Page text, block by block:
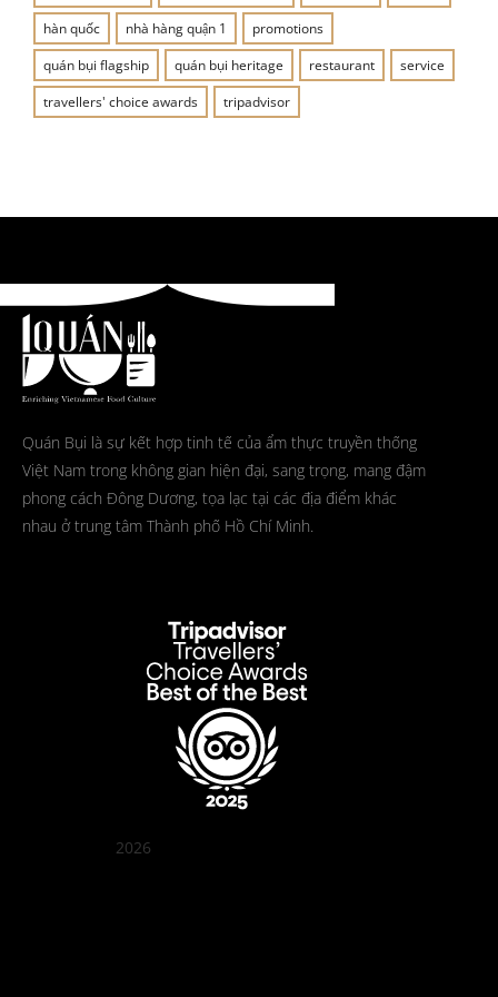
hàn quốc
nhà hàng quận 1
promotions
quán bụi flagship
quán bụi heritage restaurant
service
travellers' choice awards
tripadvisor
Quán Bụi là sự kết hợp tinh tế của ẩm thực truyền thống
Việt Nam trong không gian hiện đại, sang trọng, mang đậm
phong cách Đông Dương, tọa lạc tại các địa điểm khác
nhau ở trung tâm Thành phố Hồ Chí Minh.
2026